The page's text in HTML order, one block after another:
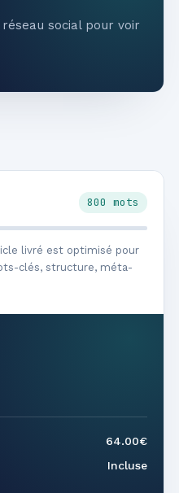
social pour voir
800 mots
livré est optimisé pour
clés, structure, méta-
64.00€
Incluse